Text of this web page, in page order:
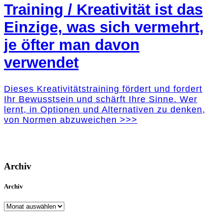
Training / Kreativität ist das
Einzige, was sich vermehrt,
je öfter man davon
verwendet
Dieses Kreativitätstraining fördert und fordert
Ihr Bewusstsein und schärft Ihre Sinne. Wer
lernt, in Optionen und Alternativen zu denken,
von Normen abzuweichen >>>
Archiv
Archiv
Archiv